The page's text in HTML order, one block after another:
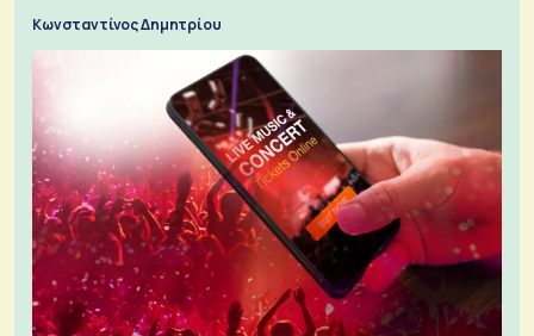
Κωνσταντίνος Δημητρίου